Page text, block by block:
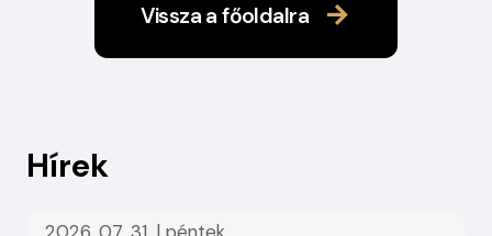
Vissza a főoldalra
Hírek